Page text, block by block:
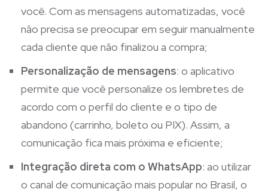
você. Com as mensagens automatizadas, você
não precisa se preocupar em seguir manualmente
cada cliente que não finalizou a compra;
Personalização de mensagens: o aplicativo
permite que você personalize os lembretes de
acordo com o perfil do cliente e o tipo de
abandono (carrinho, boleto ou PIX). Assim, a
comunicação fica mais próxima e eficiente;
Integração direta com o WhatsApp: ao utilizar
o canal de comunicação mais popular no Brasil, o